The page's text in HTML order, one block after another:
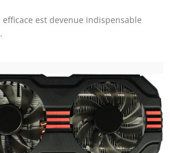
est devenue indispensable